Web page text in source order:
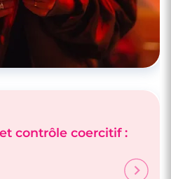
contrôle coercitif :